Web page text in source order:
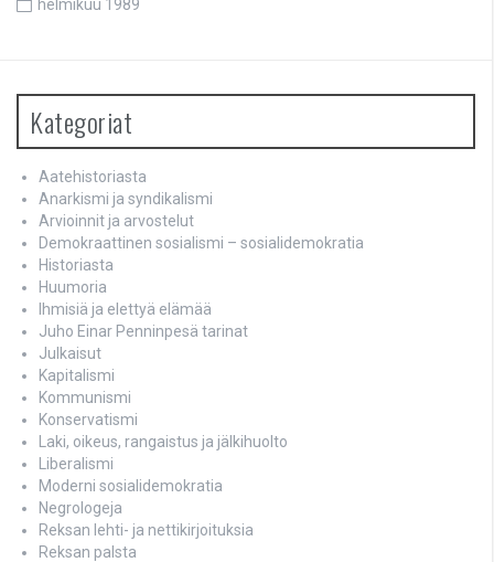
helmikuu 1989
Kategoriat
Aatehistoriasta
Anarkismi ja syndikalismi
Arvioinnit ja arvostelut
Demokraattinen sosialismi – sosialidemokratia
Historiasta
Huumoria
Ihmisiä ja elettyä elämää
Juho Einar Penninpesä tarinat
Julkaisut
Kapitalismi
Kommunismi
Konservatismi
Laki, oikeus, rangaistus ja jälkihuolto
Liberalismi
Moderni sosialidemokratia
Negrologeja
Reksan lehti- ja nettikirjoituksia
Reksan palsta